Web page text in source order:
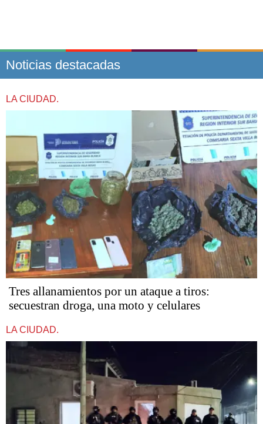
Noticias destacadas
LA CIUDAD.
Tres allanamientos por un ataque a tiros:
secuestran droga, una moto y celulares
LA CIUDAD.